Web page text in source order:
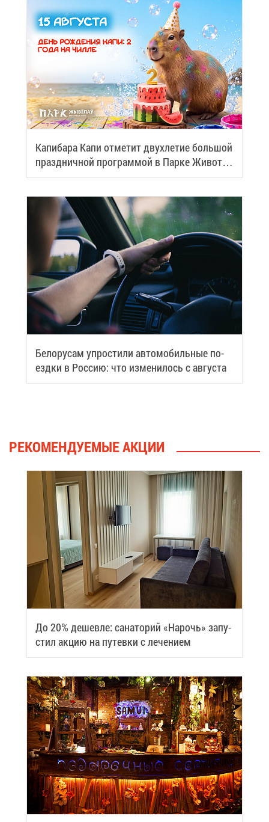
Ка­пи­ба­ра Ка­пи от­ме­тит двух­ле­тие боль­шой
празд­нич­ной про­грам­мой в Пар­ке Жи­вот­
ных
Бе­ло­ру­сам упро­сти­ли ав­то­мо­биль­ные по­
езд­ки в Рос­сию: что из­ме­ни­лось с ав­гу­ста
РЕ­КО­МЕН­ДУ­Е­МЫЕ АК­ЦИИ
До 20% де­шев­ле: са­на­то­рий «На­рочь» за­пу­
стил ак­цию на пу­тев­ки с ле­че­ни­ем